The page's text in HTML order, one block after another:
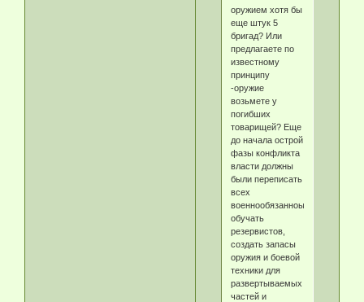
оружием хотя бы
еще штук 5
бригад? Или
предлагаете по
известному
принципу
-оружие
возьмете у
погибших
товарищей? Еще
до начала острой
фазы конфликта
власти должны
были переписать
всех
военнообязанноых,
обучать
резервистов,
создать запасы
оружия и боевой
техники для
развертываемых
частей и